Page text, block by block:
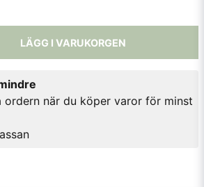
LÄGG I VARUKORGEN
ordern när du köper varor för minst